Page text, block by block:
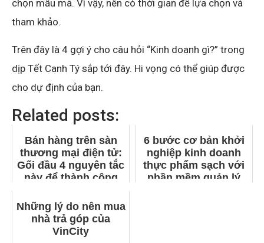
chọn mẫu mã. Vì vậy, nên có thời gian để lựa chọn và
tham khảo.
Trên đây là 4 gợi ý cho câu hỏi “Kinh doanh gì?” trong
dịp Tết Canh Tý sắp tới đây. Hi vọng có thể giúp được
cho dự định của bạn.
Related posts:
Bán hàng trên sàn
thương mại điện tử:
Gối đầu 4 nguyên tắc
này để thành công
6 bước cơ bản khởi
nghiệp kinh doanh
thực phẩm sạch với
phần mềm quản lý
Những lý do nên mua
nhà trả góp của
VinCity